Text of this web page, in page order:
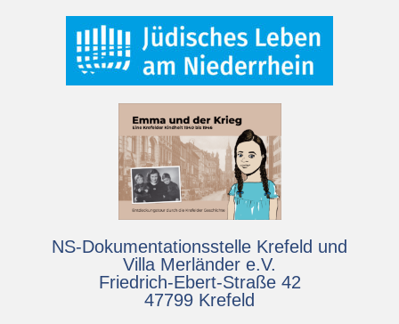
NS-Dokumentationsstelle Krefeld und
Villa Merländer e.V.
Friedrich-Ebert-Straße 42
47799 Krefeld